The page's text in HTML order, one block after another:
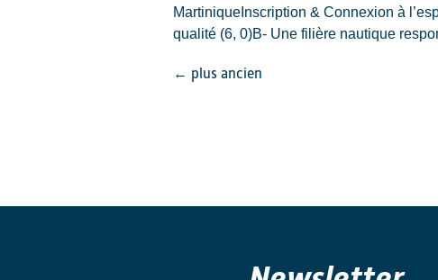
MartiniqueInscription & Connexion à
qualité (6, 0)B- Une filière nautique
← plus ancien